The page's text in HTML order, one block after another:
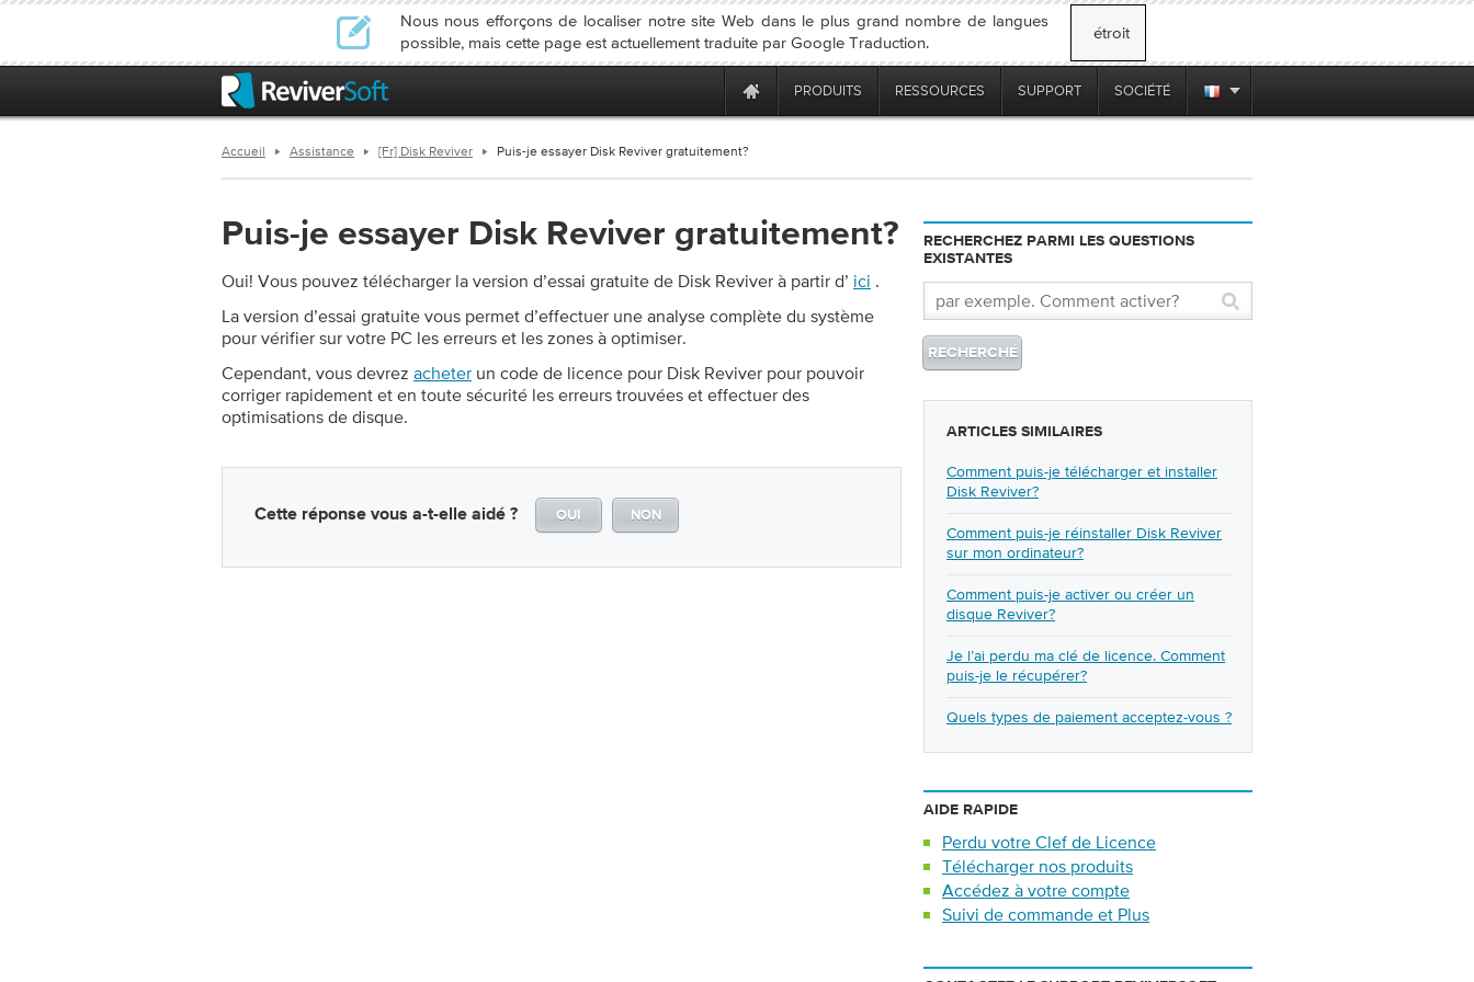
Nous nous efforçons de localiser notre site Web dans le plus grand nombre de langues
possible, mais cette page est actuellement traduite par Google Traduction.
étroit
PRODUITS RESSOURCES SUPPORT SOCIÉTÉ
Accueil Assistance [Fr] Disk Reviver Puis-je essayer Disk Reviver gratuitement?
Puis-je essayer Disk Reviver gratuitement?
Oui! Vous pouvez télécharger la version d’essai gratuite de Disk Reviver à partir d’ ici .
La version d’essai gratuite vous permet d’effectuer une analyse complète du système
pour vérifier sur votre PC les erreurs et les zones à optimiser.
Cependant, vous devrez acheter un code de licence pour Disk Reviver pour pouvoir
corriger rapidement et en toute sécurité les erreurs trouvées et effectuer des
optimisations de disque.
Cette réponse vous a-t-elle aidé ? OUI NON
RECHERCHEZ PARMI LES QUESTIONS
EXISTANTES
ARTICLES SIMILAIRES
Comment puis-je télécharger et installer
Disk Reviver?
Comment puis-je réinstaller Disk Reviver
sur mon ordinateur?
Comment puis-je activer ou créer un
disque Reviver?
Je l’ai perdu ma clé de licence. Comment
puis-je le récupérer?
Quels types de paiement acceptez-vous ?
AIDE RAPIDE
Perdu votre Clef de Licence
Télécharger nos produits
Accédez à votre compte
Suivi de commande et Plus